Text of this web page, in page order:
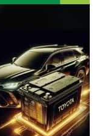
اخبار برگزیده